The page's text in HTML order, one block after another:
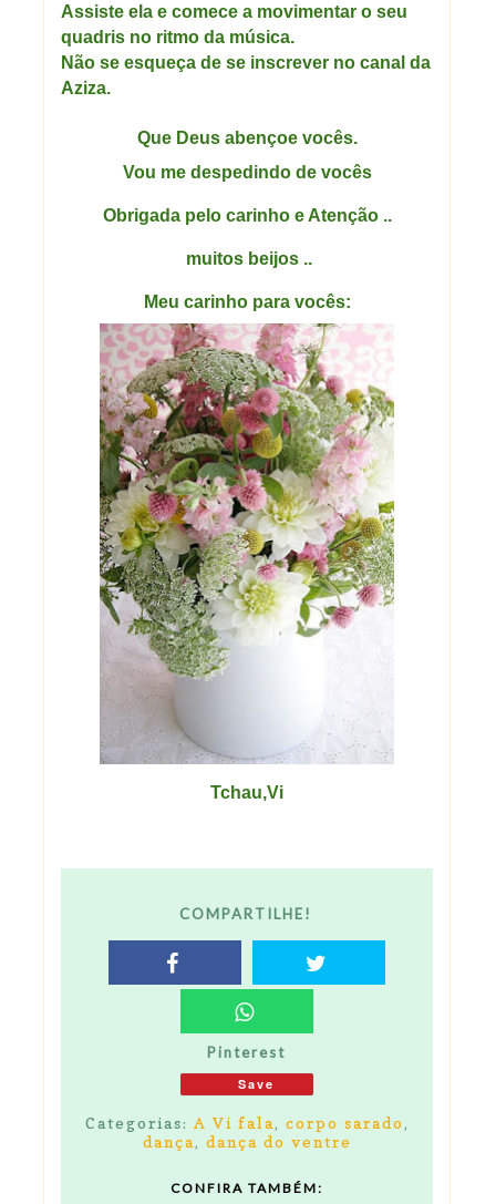
Assiste ela e comece a movimentar o seu
quadris no ritmo da música.
Não se esqueça de se inscrever no canal da
Aziza.
Que Deus abençoe vocês.
Vou me despedindo de vocês
Obrigada pelo carinho e Atenção ..
muitos beijos ..
Meu carinho para vocês:
Tchau,Vi
COMPARTILHE!
Pinterest
Save
Categorias: A Vi fala, corpo sarado ,
dança, dança do ventre
CONFIRA TAMBÉM: